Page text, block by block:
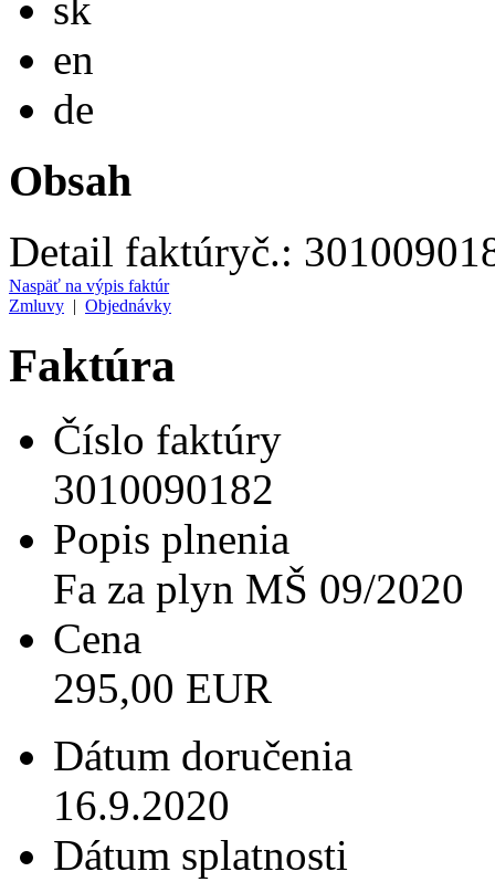
en
de
Obsah
Detail faktúryč.:
Naspäť na výpis faktúr
Zmluvy | Objednávky
Faktúra
Číslo faktúry
3010090182
Popis plnenia
Fa za plyn MŠ 09/2020
Cena
295,00 EUR
Dátum doručenia
16.9.2020
Dátum splatnosti